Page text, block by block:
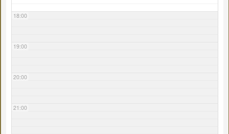
18:00
19:00
20:00
21:00